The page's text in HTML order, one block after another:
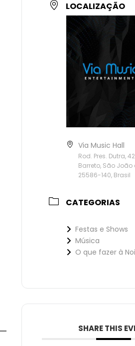
LOCALIZAÇÃO
Via Music Hall
Rod. Pres. Dutra,
Barreto, São João
25586-140, Brasil
CATEGORIAS
Festas e Shows
Música
O que fazer à
SHARE THIS